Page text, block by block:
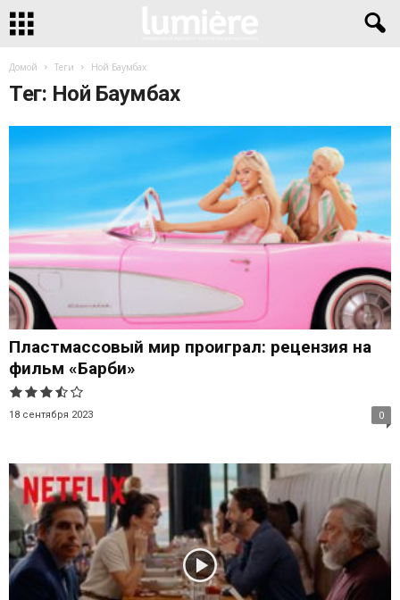
Домой Теги Ной Баумбах
Тег: Ной Баумбах
Пластмассовый мир проиграл: рецензия на
фильм «Барби»
18 сентября 2023 0